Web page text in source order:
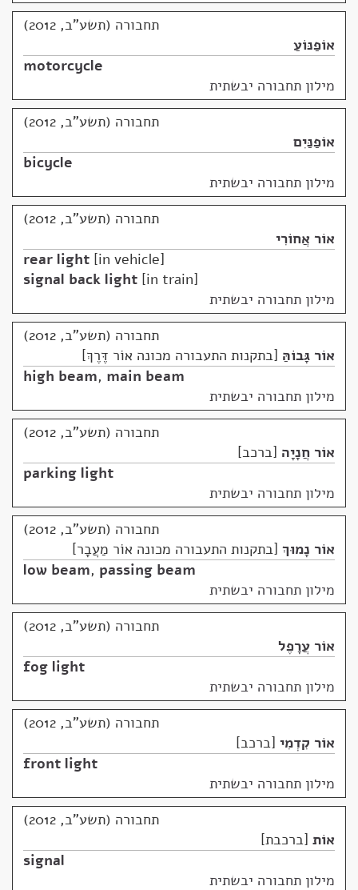
תחבורה (תשע"ב, 2012)
אוֹפַנּוֹעַ
motorcycle
מילון תחבורה יבשתית
תחבורה (תשע"ב, 2012)
אוֹפַנַּיִם
bicycle
מילון תחבורה יבשתית
תחבורה (תשע"ב, 2012)
אוֹר אֲחוֹרִי
rear light in vehicle
signal back light in train
מילון תחבורה יבשתית
תחבורה (תשע"ב, 2012)
אוֹר גָּבוֹהַּ בתקנות התעבורה מכונה אוֹר דֶּרֶךְ
high beam, main beam
מילון תחבורה יבשתית
תחבורה (תשע"ב, 2012)
אוֹר חֲנָיָה ברכב
parking light
מילון תחבורה יבשתית
תחבורה (תשע"ב, 2012)
אוֹר נָמוּךְ בתקנות התעבורה מכונה אוֹר מַעֲבָר
low beam, passing beam
מילון תחבורה יבשתית
תחבורה (תשע"ב, 2012)
אוֹר עֲרָפֶל
fog light
מילון תחבורה יבשתית
תחבורה (תשע"ב, 2012)
אוֹר קִדְמִי ברכב
front light
מילון תחבורה יבשתית
תחבורה (תשע"ב, 2012)
אוֹת ברכבת
signal
מילון תחבורה יבשתית